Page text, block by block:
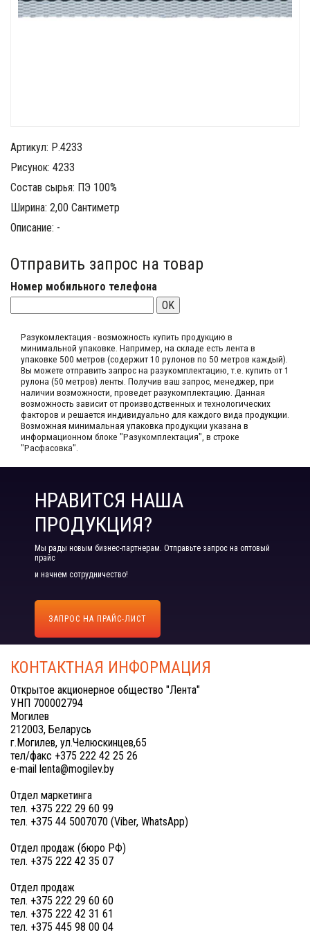
Артикул: Р.4233
Рисунок: 4233
Состав сырья: ПЭ 100%
Ширина: 2,00 Сантиметр
Описание: -
Отправить запрос на товар
Номер мобильного телефона
OK
Разукомлектация - возможность купить продукцию в
минимальной упаковке. Например, на складе​ есть лента в
упаковке 500 метров (содержит 10 рулонов по 50 метров каждый).​
Вы можете отправить запрос на разукомплектацию, т.е. купить от 1
рулона (50 метров) ленты. Получив ваш запрос,​ менеджер, при
наличии возможности, проведет разукомплектацию. Данная
возможность зависит от производственных​ и технологических
факторов и решается индивидуально для каждого вида продукции.​
Возможная минимальная упаковка продукции указана в
информационном блоке "Разукомплектация", в строке
"Расфасовка".
НРАВИТСЯ НАША
ПРОДУКЦИЯ?
Мы рады новым бизнес-партнерам. Отправьте запрос на оптовый
прайс
и начнем сотрудничество!
ЗАПРОС НА ПРАЙС-ЛИСТ
КОНТАКТНАЯ ИНФОРМАЦИЯ
Открытое акционерное общество "Лента"
УНП 700002794
Могилев
212003, Беларусь
г.Могилев, ул.Челюскинцев,65
тел/факс +375 222 42 25 26
e-mail lenta@mogilev.by
Отдел маркетинга
тел. +375 222 29 60 99
тел. +375 44 5007070 (Viber, WhatsApp)
Отдел продаж (бюро РФ)
тел. +375 222 42 35 07
Отдел продаж
тел. +375 222 29 60 60
тел. +375 222 42 31 61
тел. +375 445 98 00 04